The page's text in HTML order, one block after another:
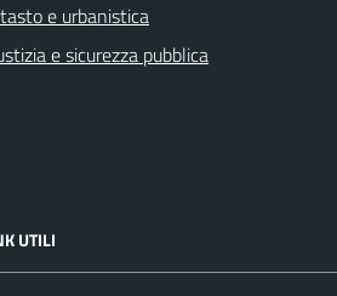
e urbanistica
e sicurezza pubblica
UTILI